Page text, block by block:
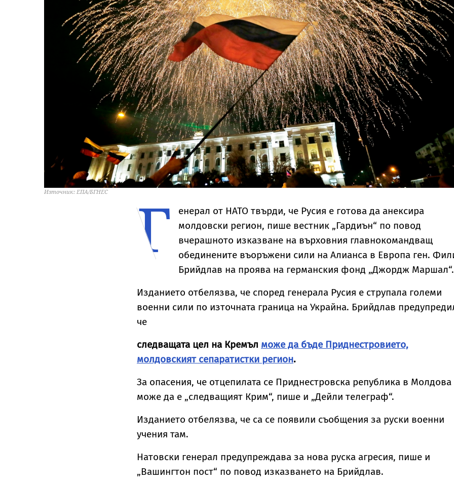
Източник: ЕПА/БГНЕС Г
енерал от НАТО твърди, че Русия е готова да анексира
молдовски регион, пише вестник „Гардиън“ по повод
вчерашното изказване на върховния главнокомандващ
обединените въоръжени сили на Алианса в Европа ген.
Брийдлав на проява на германския фонд „Джордж
Изданието отбелязва, че според генерала Русия е струпала големи
военни сили по източната граница на Украйна. Брийдлав
че
следващата цел на Кремъл може да бъде Приднестровието,
молдовският сепаратистки регион.
За опасения, че отцепилата се Приднестровска република в Молдова
може да е „следващият Крим“, пише и „Дейли телеграф“.
Изданието отбелязва, че са се появили съобщения за руски военни
учения там.
Натовски генерал предупреждава за нова руска агресия, пише и
„Вашингтон пост“ по повод изказването на Брийдлав.